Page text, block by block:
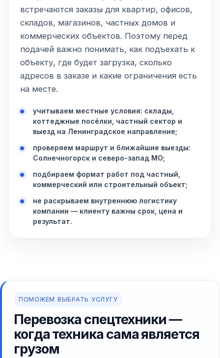
встречаются заказы для квартир, офисов,
складов, магазинов, частных домов и
коммерческих объектов. Поэтому перед
подачей важно понимать, как подъехать к
объекту, где будет загрузка, сколько
адресов в заказе и какие ограничения есть
на месте.
учитываем местные условия: склады,
коттеджные посёлки, частный сектор и
выезд на Ленинградское направление;
проверяем маршрут и ближайшие выезды:
Солнечногорск и северо-запад МО;
подбираем формат работ под частный,
коммерческий или строительный объект;
не раскрываем внутреннюю логистику
компании — клиенту важны срок, цена и
результат.
ПОМОЖЕМ ВЫБРАТЬ УСЛУГУ
Перевозка спецтехники —
когда техника сама является
грузом